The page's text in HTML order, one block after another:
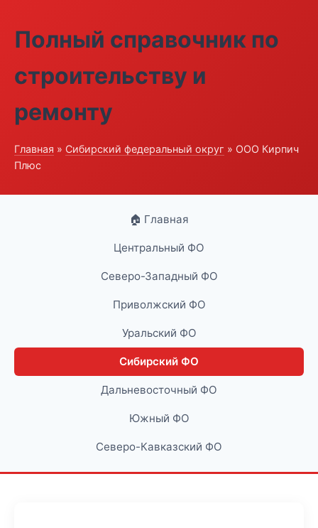
Полный справочник по
строительству и
ремонту
Главная » Сибирский федеральный округ » ООО Кирпич
Плюс
🏠 Главная
Центральный ФО
Северо-Западный ФО
Приволжский ФО
Уральский ФО
Сибирский ФО
Дальневосточный ФО
Южный ФО
Северо-Кавказский ФО